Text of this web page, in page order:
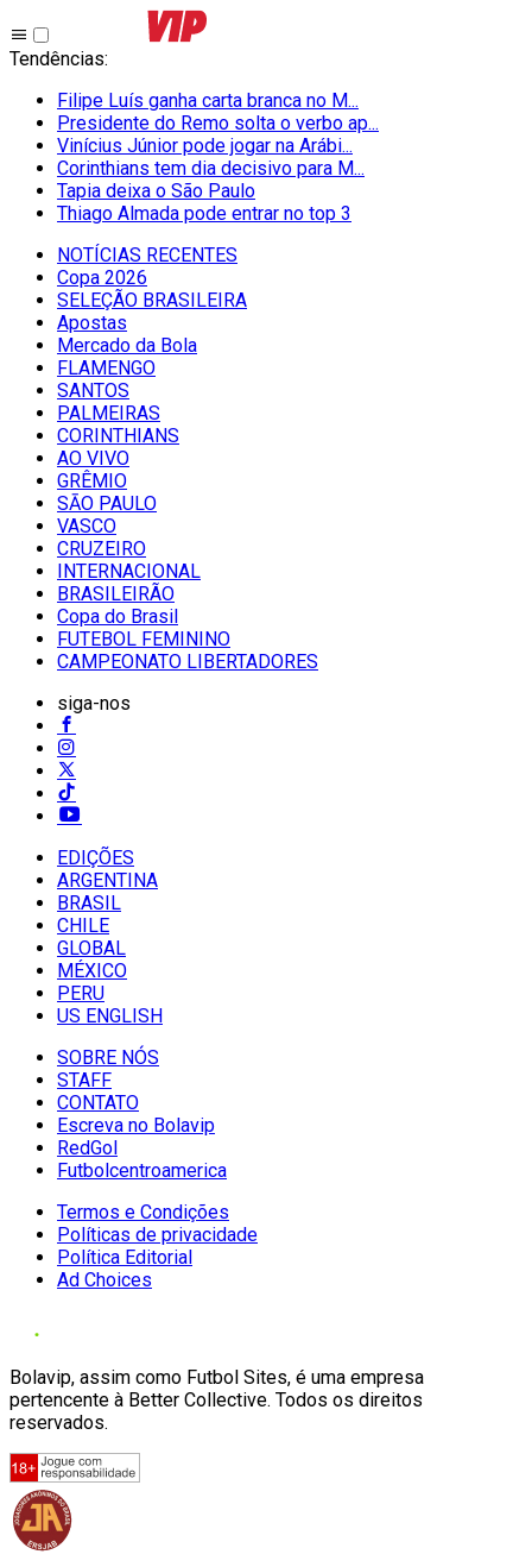
Tendências:
Filipe Luís ganha carta branca no M...
Presidente do Remo solta o verbo ap...
Vinícius Júnior pode jogar na Arábi...
Corinthians tem dia decisivo para M...
Tapia deixa o São Paulo
Thiago Almada pode entrar no top 3
NOTÍCIAS RECENTES
Copa 2026
SELEÇÃO BRASILEIRA
Apostas
Mercado da Bola
FLAMENGO
SANTOS
PALMEIRAS
CORINTHIANS
AO VIVO
GRÊMIO
SĀO PAULO
VASCO
CRUZEIRO
INTERNACIONAL
BRASILEIRÃO
Copa do Brasil
FUTEBOL FEMININO
CAMPEONATO LIBERTADORES
siga-nos
EDIÇÕES
ARGENTINA
BRASIL
CHILE
GLOBAL
MÉXICO
PERU
US ENGLISH
SOBRE NÓS
STAFF
CONTATO
Escreva no Bolavip
RedGol
Futbolcentroamerica
Termos e Condições
Políticas de privacidade
Política Editorial
Ad Choices
Bolavip, assim como Futbol Sites, é uma empresa
pertencente à Better Collective. Todos os direitos
reservados.